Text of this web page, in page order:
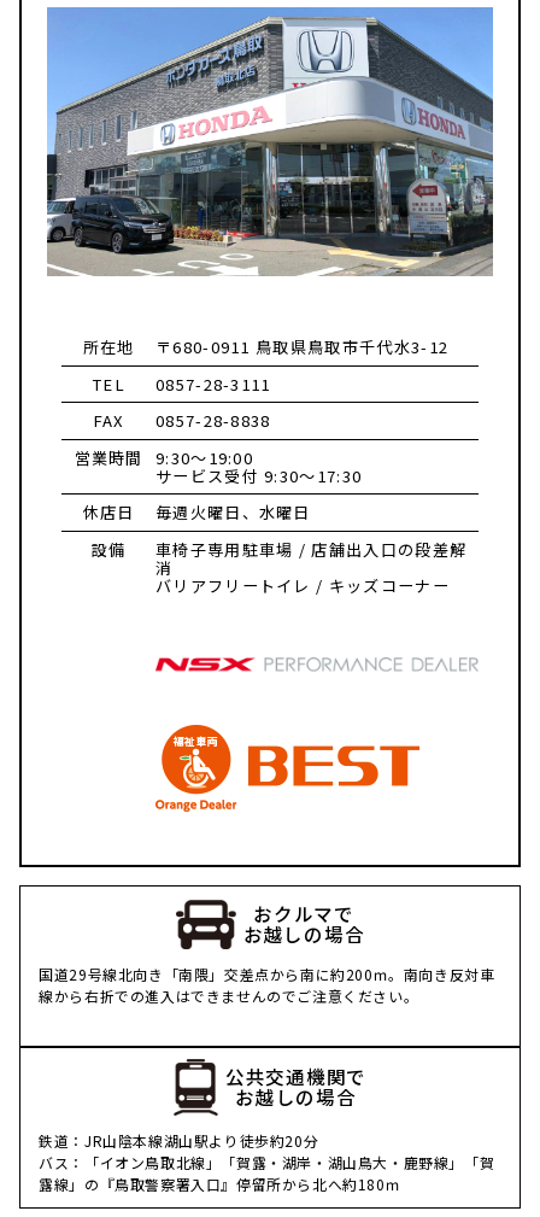
所在地
〒680-0911 鳥取県鳥取市千代水3-12
TEL
0857-28-3111
FAX
0857-28-8838
営業時間
9:30～19:00
サービス受付 9:30～17:30
休店日
毎週火曜日、水曜日
設備
車椅子専用駐車場 / 店舗出入口の段差解
消
バリアフリートイレ / キッズコーナー
おクルマで
お越しの場合
国道29号線北向き「南隈」交差点から南に約200ｍ。南向き反対車
線から右折での進入はできませんのでご注意ください。
公共交通機関で
お越しの場合
鉄道：JR山陰本線湖山駅より徒歩約20分
バス：「イオン鳥取北線」「賀露・湖岸・湖山鳥大・鹿野線」「賀
露線」の『鳥取警察署入口』停留所から北へ約180ｍ